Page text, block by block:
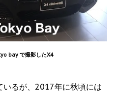
bay で撮影したX4
いるが、2017年に秋頃には